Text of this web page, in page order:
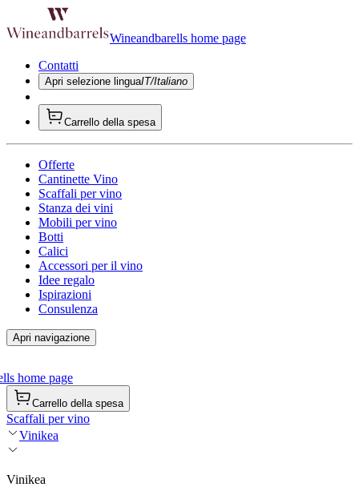
Wineandbarells home page
Contatti
Apri selezione linguaIT/Italiano
Carrello della spesa
Offerte
Cantinette Vino
Scaffali per vino
Stanza dei vini
Mobili per vino
Botti
Calici
Accessori per il vino
Idee regalo
Ispirazioni
Consulenza
Apri navigazione
home page
Carrello della spesa
Scaffali per vino
Vinikea
Vinikea